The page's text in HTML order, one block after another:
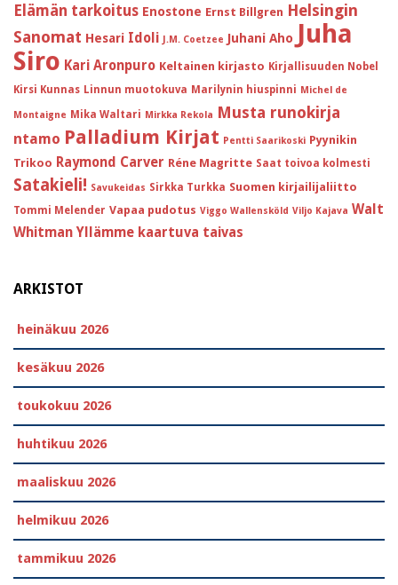
Elämän tarkoitus Enostone Ernst Billgren Helsingin
Sanomat Hesari Idoli J.M. Coetzee Juhani Aho Juha
Siro Kari Aronpuro Keltainen kirjasto Kirjallisuuden Nobel
Kirsi Kunnas Linnun muotokuva Marilynin hiuspinni Michel de
Montaigne Mika Waltari Mirkka Rekola Musta runokirja
ntamo Palladium Kirjat Pentti Saarikoski Pyynikin
Trikoo Raymond Carver Réne Magritte Saat toivoa kolmesti
Satakieli! Savukeidas Sirkka Turkka Suomen kirjailijaliitto
Tommi Melender Vapaa pudotus Viggo Wallensköld Viljo Kajava Walt
Whitman Yllämme kaartuva taivas
ARKISTOT
heinäkuu 2026
kesäkuu 2026
toukokuu 2026
huhtikuu 2026
maaliskuu 2026
helmikuu 2026
tammikuu 2026